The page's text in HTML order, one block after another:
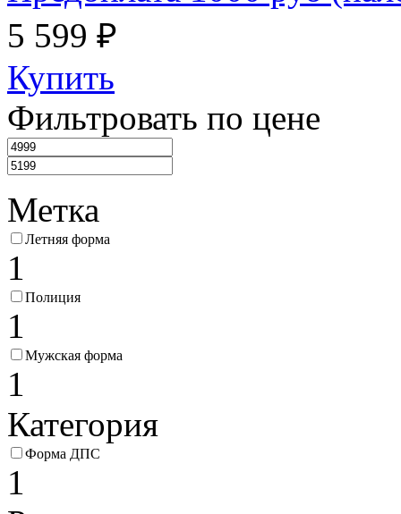
5 599 ₽
Купить
Фильтровать по цене
Метка
Летняя форма
1
Полиция
1
Мужская форма
1
Категория
Форма ДПС
1